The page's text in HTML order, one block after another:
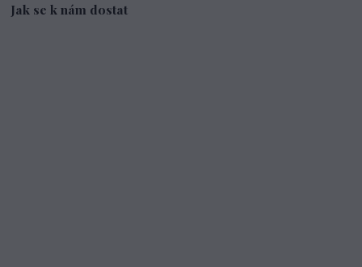
Jak se k nám dostat